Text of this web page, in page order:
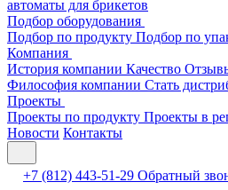
автоматы для брикетов
Подбор оборудования
Подбор по продукту Подбор по
Компания
История компании Качество
Философия компании Стать
Проекты
Проекты по продукту Проекты в
Новости Контакты
+7 (812) 443-51-29 Обратный